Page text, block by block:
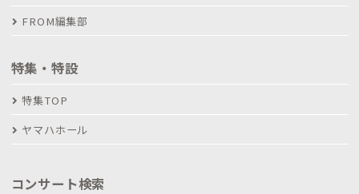
FROM編集部
特集・特設
特集TOP
ヤマハホール
コンサート検索